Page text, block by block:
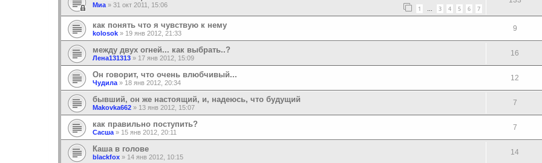
Миа » 31 окт 2011, 15:06 1 … 3 4 5 6 7
как понять что я чувствую к нему
kolosok » 19 янв 2012, 21:33
9
между двух огней... как выбрать..?
Лена131313 » 17 янв 2012, 15:09
16
Он говорит, что очень влюбчивый...
Чудила » 18 янв 2012, 20:34
12
бывший, он же настоящий, и, надеюсь, что будущий
Makovka662 » 13 янв 2012, 15:07
7
как правильно поступить?
Сасша » 15 янв 2012, 20:11
7
Каша в голове
blackfox » 14 янв 2012, 10:15
14